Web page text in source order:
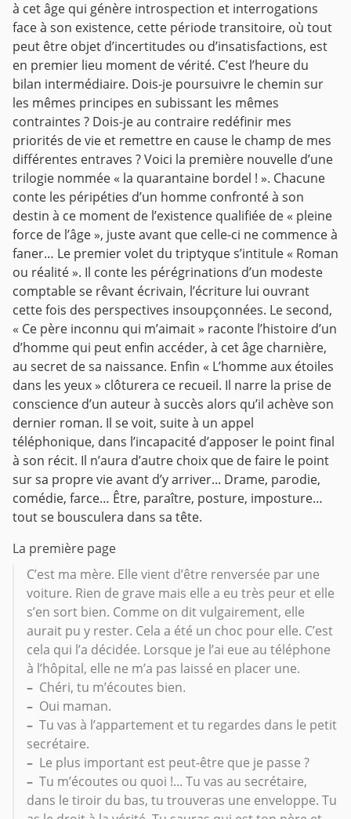
à cet âge qui génère introspection et interrogations
face à son existence, cette période transitoire, où tout
peut être objet d’incertitudes ou d’insatisfactions, est
en premier lieu moment de vérité. C’est l’heure du
bilan intermédiaire. Dois-je poursuivre le chemin sur
les mêmes principes en subissant les mêmes
contraintes ? Dois-je au contraire redéfinir mes
priorités de vie et remettre en cause le champ de mes
différentes entraves ?Voici la première nouvelle d’une
trilogie nommée « la quarantaine bordel ! ». Chacune
conte les péripéties d’un homme confronté à son
destin à ce moment de l’existence qualifiée de « pleine
force de l’âge », juste avant que celle-ci ne commence à
faner… Le premier volet du triptyque s’intitule « Roman
ou réalité ». Il conte les pérégrinations d’un modeste
comptable se rêvant écrivain, l’écriture lui ouvrant
cette fois des perspectives insoupçonnées. Le second,
« Ce père inconnu qui m’aimait » raconte l’histoire d’un
d’homme qui peut enfin accéder, à cet âge charnière,
au secret de sa naissance. Enfin « L’homme aux étoiles
dans les yeux » clôturera ce recueil. Il narre la prise de
conscience d’un auteur à succès alors qu’il achève son
dernier roman. Il se voit, suite à un appel
téléphonique, dans l’incapacité d’apposer le point final
à son récit. Il n’aura d’autre choix que de faire le point
sur sa propre vie avant d’y arriver... Drame, parodie,
comédie, farce… Être, paraître, posture, imposture…
tout se bousculera dans sa tête.
La première page
C’est ma mère. Elle vient d’être renversée par une
voiture. Rien de grave mais elle a eu très peur et elle
s’en sort bien. Comme on dit vulgairement, elle
aurait pu y rester. Cela a été un choc pour elle. C’est
cela qui l’a décidée. Lorsque je l’ai eue au téléphone
à l’hôpital, elle ne m’a pas laissé en placer une.
– Chéri, tu m’écoutes bien.
– Oui maman.
– Tu vas à l’appartement et tu regardes dans le petit
secrétaire.
– Le plus important est peut-être que je passe ?
– Tu m’écoutes ou quoi !... Tu vas au secrétaire,
dans le tiroir du bas, tu trouveras une enveloppe. Tu